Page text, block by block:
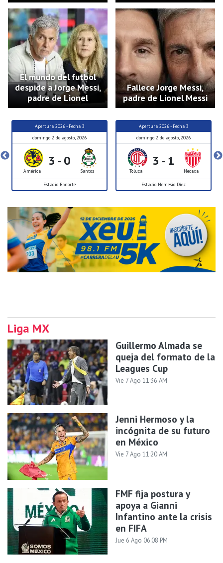
El mundo del futbol
despide a Jorge Messi,
padre de Lionel
Fallece Jorge Messi,
padre de Lionel Messi
Apertura 2026 - Fecha 3
domingo 2 de agosto, 2026
América
3 - 0
Santos
Estadio Banorte
Apertura 2026 - Fecha 3
domingo 2 de agosto, 2026
Toluca
3 - 1
Necaxa
Estadio Nemesio Díez
Liga MX
Guillermo Almada se
queja del formato de la
Leagues Cup
Vie 7 Ago 11:36 AM
Jenni Hermoso y la
incógnita de su futuro
en México
Vie 7 Ago 11:20 AM
FMF fija postura y
apoya a Gianni
Infantino ante la crisis
en FIFA
Jue 6 Ago 06:08 PM